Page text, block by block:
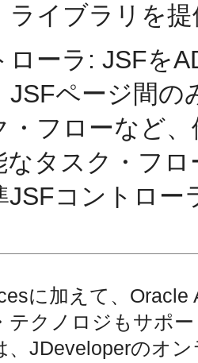
ライブラリを
ローラ: JSFを
JSFページ間
・フローなど
なタスク・フ
JSFコントロー
に加えて、
テクノロジもサポ
、JDeveloperのオ